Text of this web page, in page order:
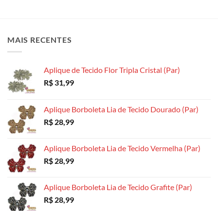
MAIS RECENTES
Aplique de Tecido Flor Tripla Cristal (Par)
R$ 31,99
Aplique Borboleta Lia de Tecido Dourado (Par)
R$ 28,99
Aplique Borboleta Lia de Tecido Vermelha (Par)
R$ 28,99
Aplique Borboleta Lia de Tecido Grafite (Par)
R$ 28,99